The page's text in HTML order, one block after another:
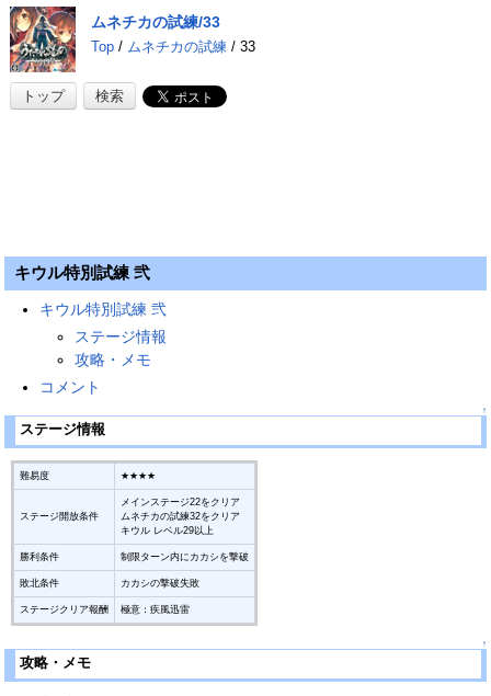
ムネチカの試練/33
Top/ ムネチカの試練/ 33
トップ 検索
キウル特別試練 弐
キウル特別試練 弐
ステージ情報
攻略・メモ
コメント
↑
ステージ情報
難易度 ★★★★
ステージ開放条件
メインステージ22をクリア
ムネチカの試練32をクリア
キウル レベル29以上
勝利条件 制限ターン内にカカシを撃破
敗北条件 カカシの撃破失敗
ステージクリア報酬 極意：疾風迅雷
↑
攻略・メモ